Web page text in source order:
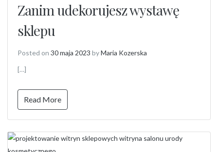
Zanim udekorujesz wystawę
sklepu
Posted on 30 maja 2023 byMaria Kozerska
[…]
Read More